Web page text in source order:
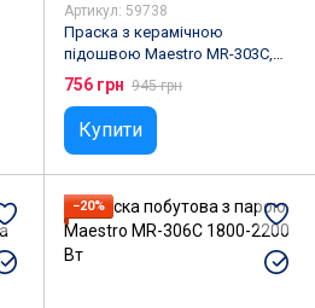
Артикул: 59738
Праска з керамічною
підошвою Maestro MR-303C,
Зелений
756 грн 945 грн
Купити
−20%